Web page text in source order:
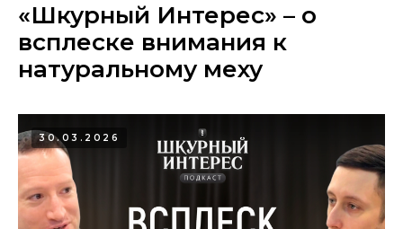
«Шкурный Интерес» – о
всплеске внимания к
натуральному меху
30.03.2026